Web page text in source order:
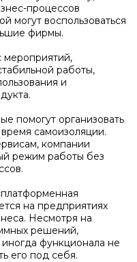
процессов
могут воспользоваться
фирмы.
мероприятий,
работы,
и
помогут организовать
самоизоляции.
компании
режим работы без
на предприятиях
Несмотря на
решений,
иногда функционала не
его под себя.